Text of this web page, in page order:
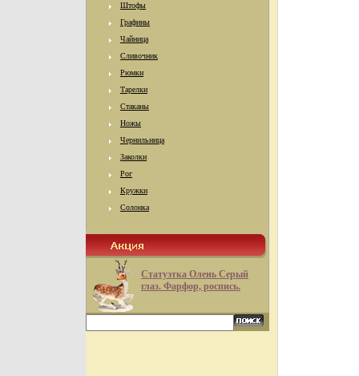
Штофы
Графины
Чайница
Сливочник
Рюмки
Тарелки
Стаканы
Ножы
Чернильница
Заколки
Рог
Кружки
Солонка
Статуэтка Олень Серый
глаз. Фарфор, роспись.